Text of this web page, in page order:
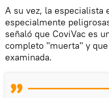
A su vez, la especialista
especialmente
señaló que CoviVac es
completo "muerta" y
examinada.